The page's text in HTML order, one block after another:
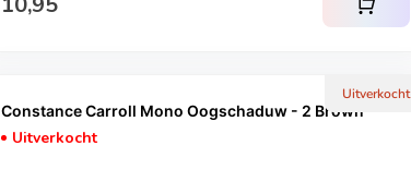
shopping_cart
Uitverkocht
Constance Carroll Mono Oogschaduw - 2 Brown
Uitverkocht